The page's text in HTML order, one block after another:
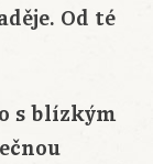
Od té
s blízkým